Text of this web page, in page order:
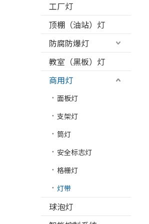
工厂灯
顶棚（油站）灯
防腐防爆灯
教室（黑板）灯
商用灯
面板灯
支架灯
筒灯
安全标志灯
格栅灯
灯带
球泡灯